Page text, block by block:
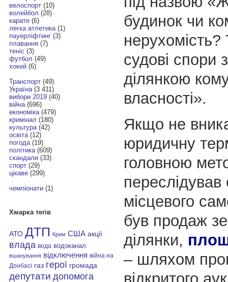
велоспорт(10)
волейбол (28)
карате(6)
легка атлетика(1)
пауерліфтинг(3)
плавання(7)
теніс (3)
футбол (49)
хокей(6)
Транспорт(49)
Україна(3 411)
вибори 2019(40)
війна(696)
економіка(479)
кримінал (180)
культура(42)
освіта(12)
погода(19)
політика(609)
скандали(33)
спорт(29)
цікаве(299)
чемпіонати(1)
Хмарка тегів
АТО ДТП Крим США акції
влада вода водоканал
вшанування відключення війна на
Донбасі газ герої громада
депутати допомога
будинок чи
судові спори
ділянкою
власності».
Якщо не
юридичну
головною
переслідував
місцевого
був продаж
ділянки,
– шляхом
відкритого